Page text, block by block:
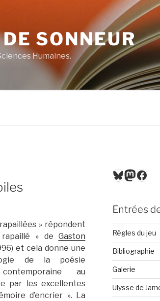
SONNEUR
Humaines.
» répondent
rapaillé » deGaston
et cela donne une
de la poésie
au
par les excellentes
d’encrier ». La
Bluesky
Entrées
Règles du jeu
Bibliographie
Galerie
Ulysse de